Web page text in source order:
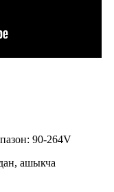
90-264V
ашыкча